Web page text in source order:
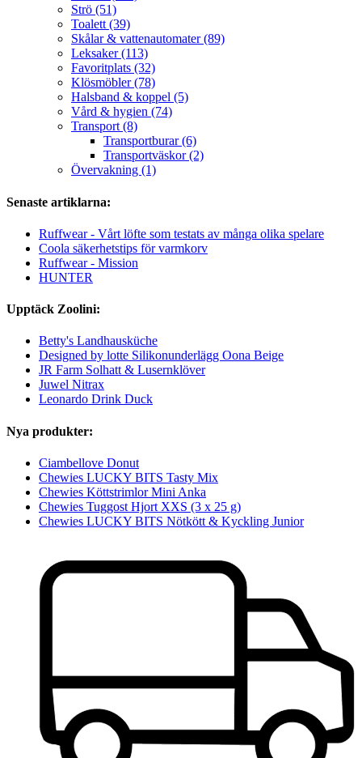
Strö (51)
Toalett (39)
Skålar & vattenautomater (89)
Leksaker (113)
Favoritplats (32)
Klösmöbler (78)
Halsband & koppel (5)
Vård & hygien (74)
Transport (8)
Transportburar (6)
Transportväskor (2)
Övervakning (1)
Senaste artiklarna:
Ruffwear - Vårt löfte som testats av många olika spelare
Coola säkerhetstips för varmkorv
Ruffwear - Mission
HUNTER
Upptäck Zoolini:
Betty's Landhausküche
Designed by lotte Silikonunderlägg Oona Beige
JR Farm Solhatt & Lusernklöver
Juwel Nitrax
Leonardo Drink Duck
Nya produkter:
Ciambellove Donut
Chewies LUCKY BITS Tasty Mix
Chewies Köttstrimlor Mini Anka
Chewies Tuggost Hjort XXS (3 x 25 g)
Chewies LUCKY BITS Nötkött & Kyckling Junior